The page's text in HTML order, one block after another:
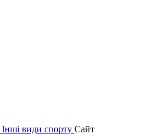
Інші види спорту Сайт